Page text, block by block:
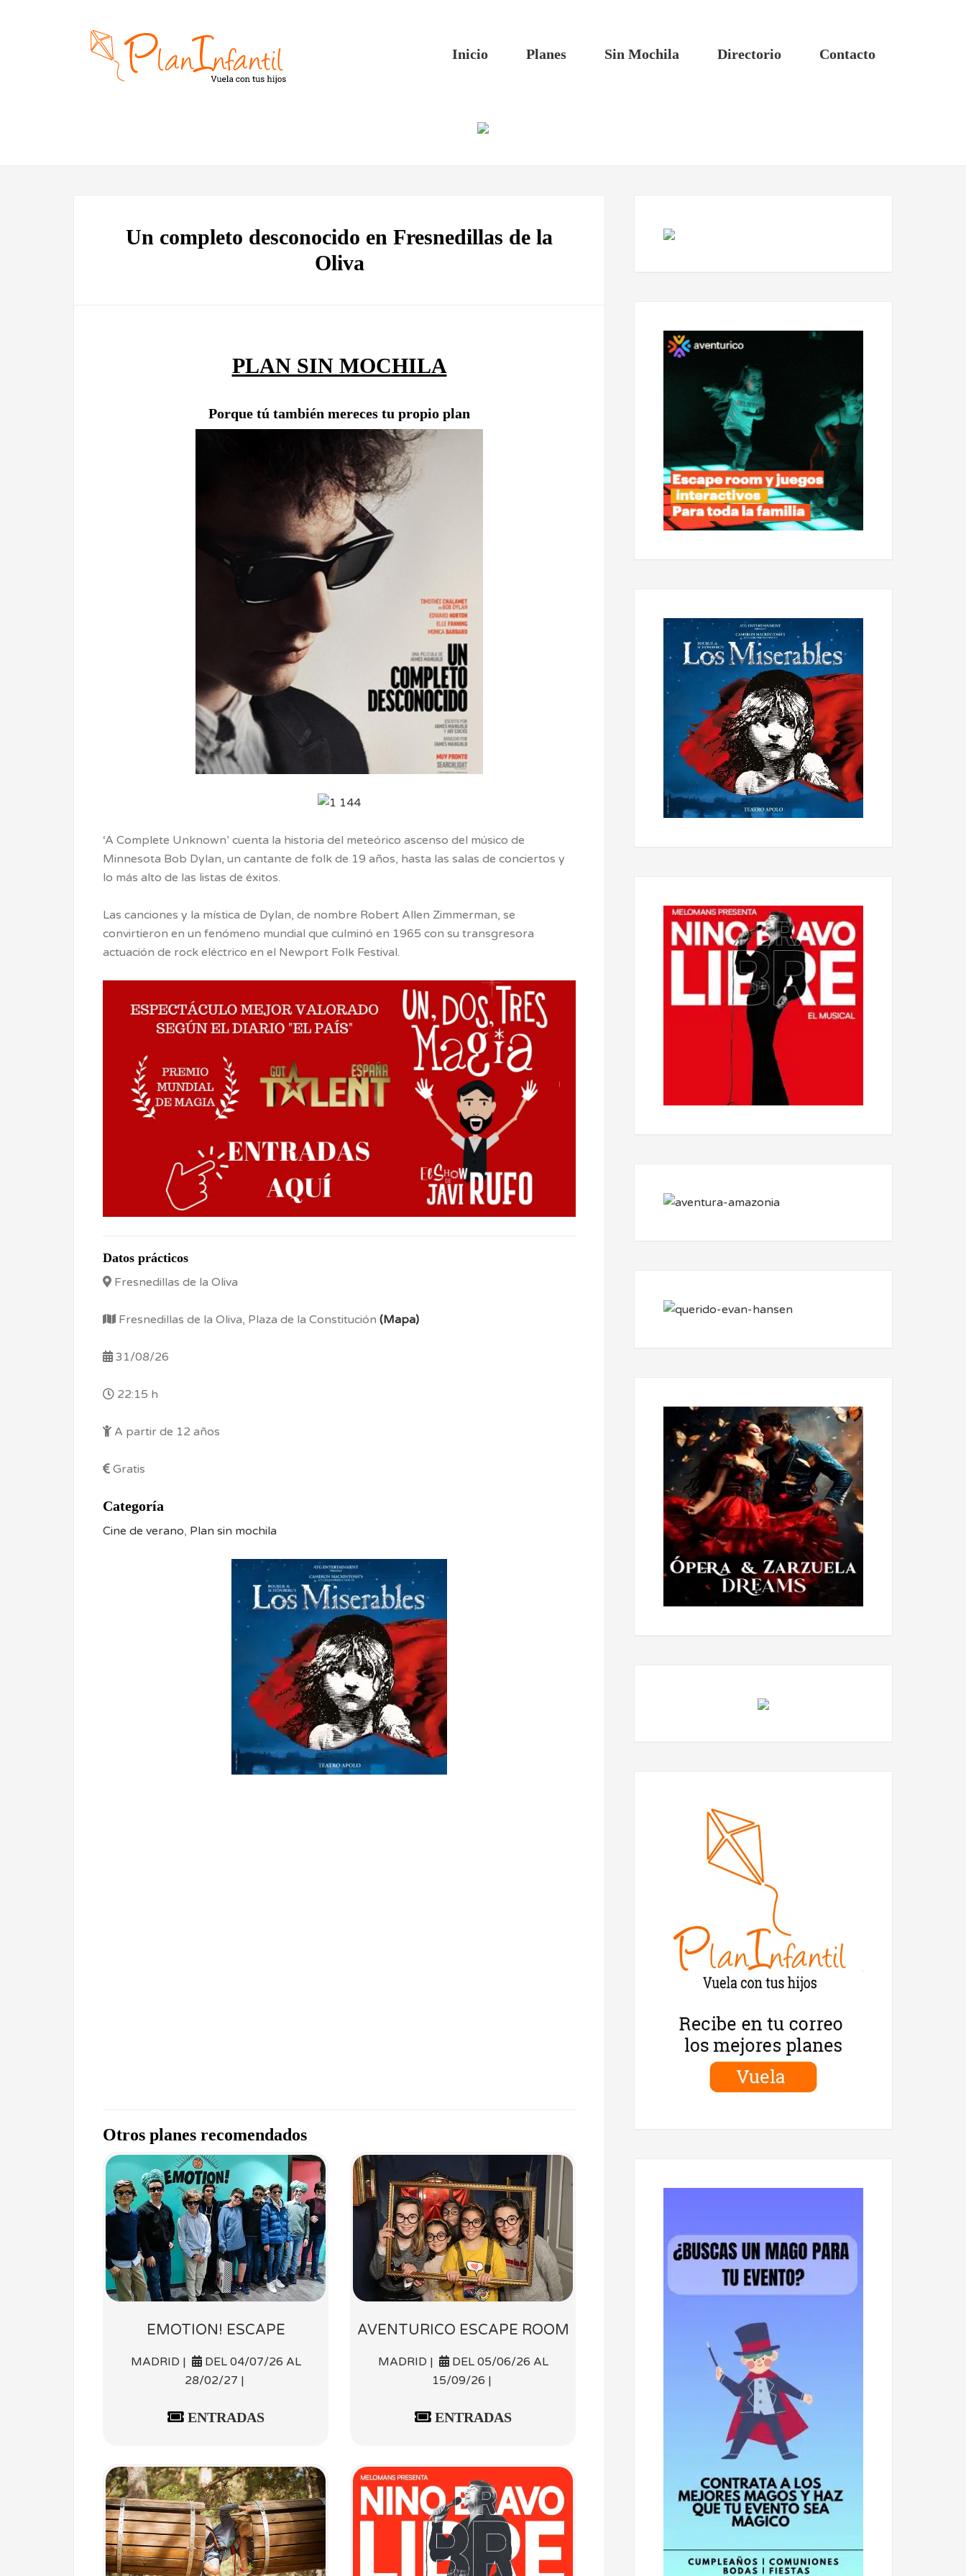
Inicio Planes Sin Mochila Directorio Contacto
Un completo desconocido en Fresnedillas de la
Oliva
PLAN SIN MOCHILA
Porque tú también mereces tu propio plan
‘A Complete Unknown’ cuenta la historia del meteórico ascenso del músico de
Minnesota Bob Dylan, un cantante de folk de 19 años, hasta las salas de conciertos y
lo más alto de las listas de éxitos.
Las canciones y la mística de Dylan, de nombre Robert Allen Zimmerman, se
convirtieron en un fenómeno mundial que culminó en 1965 con su transgresora
actuación de rock eléctrico en el Newport Folk Festival.
Datos prácticos
Fresnedillas de la Oliva
Fresnedillas de la Oliva, Plaza de la Constitución (Mapa)
31/08/26
22:15 h
A partir de 12 años
Gratis
Categoría
Cine de verano, Plan sin mochila
Otros planes recomendados
EMOTION! ESCAPE
MADRID |
DEL 04/07/26 AL
28/02/27 |
ENTRADAS
AVENTURICO ESCAPE ROOM
MADRID |
DEL 05/06/26 AL
15/09/26 |
ENTRADAS